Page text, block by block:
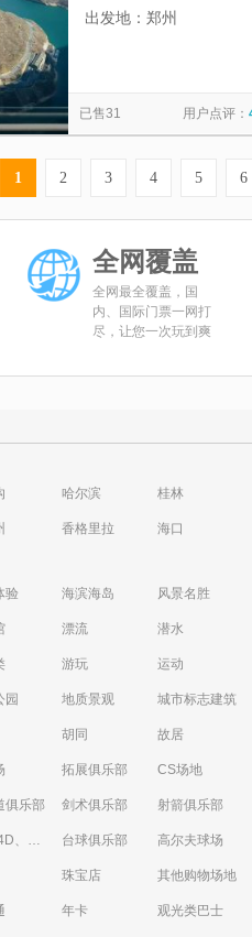
湖、雄奇峡谷、
出发地：郑州
已售31 用户点评：
1 2 3 4 5 6
全网覆盖
全网最全覆盖，国
内、国际门票一网打
尽，让您一次玩到爽
哈尔滨 桂林
香格里拉 海口
验 海滨海岛 风景名胜
漂流 潜水
游玩 运动
园 地质景观 城市标志建筑
胡同 故居
拓展俱乐部 CS场地
俱乐部 剑术俱乐部 射箭俱乐部
3D、4D、5D艺术体验馆 台球俱乐部 高尔夫球场
珠宝店 其他购物场地
年卡 观光类巴士